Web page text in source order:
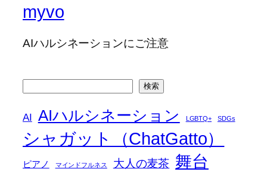
myvo
AIハルシネーションにご注意
検索
AI AIハルシネーション LGBTQ+ SDGs
シャガット（ChatGatto）
ピアノ マインドフルネス 大人の麦茶 舞台